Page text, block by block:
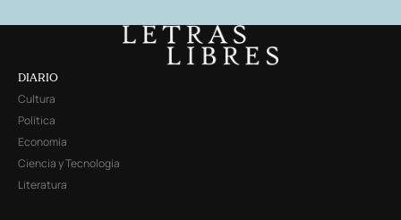
DIARIO
Cultura
Política
Economía
Ciencia y Tecnología
Literatura